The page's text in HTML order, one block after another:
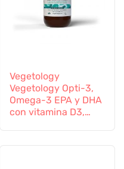
Vegetology
Vegetology Opti-3,
Omega-3 EPA y DHA
con vitamina D3,